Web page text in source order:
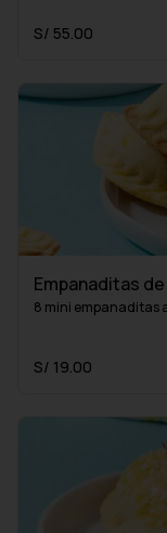
S/ 55.00
Empanaditas
8 mini empanaditas
S/ 19.00